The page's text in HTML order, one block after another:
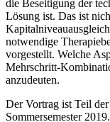
die Beseitigung der
Lösung ist. Das ist
notwendige
vorgestellt. Welche
Mehrschritt-
anzudeuten.
Der Vortrag ist Teil
Sommersemester